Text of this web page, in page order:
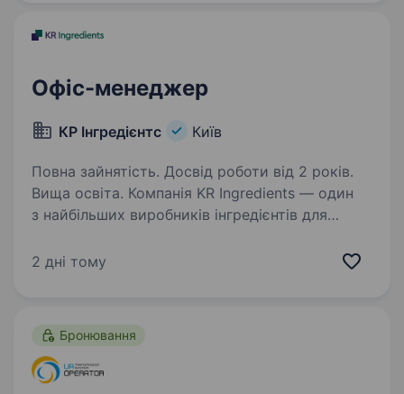
Офіс-менеджер
КР Інгредієнтс Київ
Повна зайнятість. Досвід роботи від 2 років.
Вища освіта. Компанія KR Ingredients — один
з найбільших виробників інгредієнтів для
спеціалізується на виробництві смако-
2 дні тому
Бронювання